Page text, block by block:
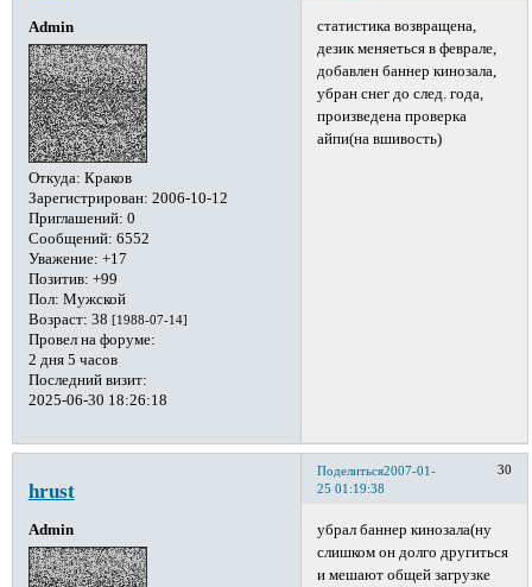
Admin
Откуда: Краков
Зарегистрирован: 2006-10-12
Приглашений: 0
Сообщений: 6552
Уважение: +17
Позитив: +99
Пол: Мужской
Возраст: 38 [1988-07-14]
Провел на форуме:
2 дня 5 часов
Последний визит:
2025-06-30 18:26:18
статистика возвращена,
дезик меняеться в феврале,
добавлен баннер кинозала,
убран снег до след. года,
произведена проверка
айпи(на вшивость)
Поделиться 30
2007-01-
25 01:19:38
hrust
Admin
убрал баннер кинозала(ну
слишком он долго другиться
и мешают общей загрузке